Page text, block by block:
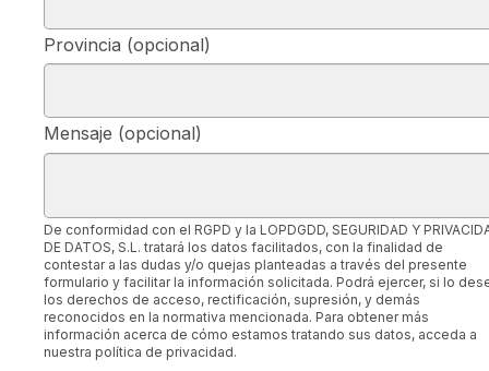
Provincia (opcional)
Mensaje (opcional)
De conformidad con el RGPD y la LOPDGDD, SEGURIDAD Y
DE DATOS, S.L. tratará los datos facilitados, con la finalidad de
contestar a las dudas y/o quejas planteadas a través del presente
formulario y facilitar la información solicitada. Podrá ejercer, si lo
los derechos de acceso, rectificación, supresión, y demás
reconocidos en la normativa mencionada. Para obtener más
información acerca de cómo estamos tratando sus datos, acceda a
nuestra política de privacidad.